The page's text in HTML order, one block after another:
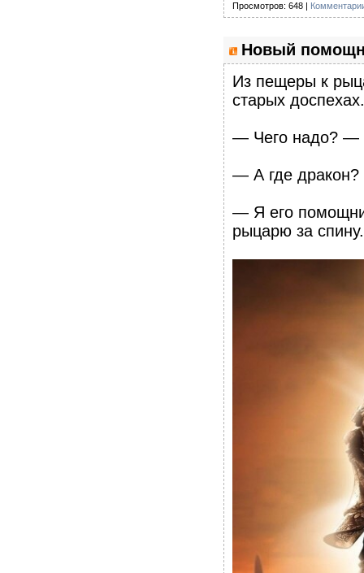
Просмотров: 648 |
Новый
Из пещеры к
старых доспехах.
— Чего надо? —
— А где дракон?
— Я его
рыцарю за